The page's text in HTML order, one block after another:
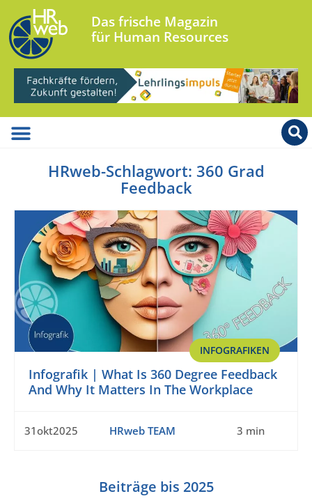
Das frische Magazin
für Human Resources
HRweb-Schlagwort: 360 Grad
Feedback
INFOGRAFIKEN
Infografik | What Is 360 Degree Feedback
And Why It Matters In The Workplace
31okt2025 HRweb TEAM 3 min
Beiträge bis 2025